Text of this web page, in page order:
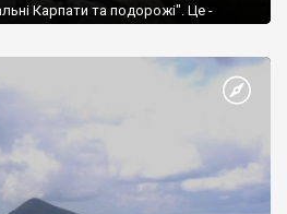
Карпати та подорожі". Це -